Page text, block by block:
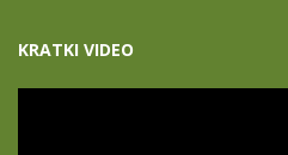
KRATKI VIDEO